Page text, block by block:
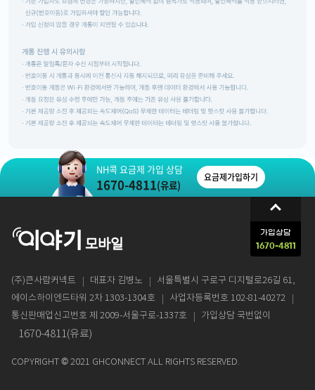
NH콕 요금제 가입 상담
1670-4811(유료)
요금제가입하기
가입상담
1670-4811
(주)큰사람커넥트 대표자 김병노
서울특별시 구로구 디지털로26길 61,
에이스하이엔드타워 2차 1303-1304호
사업자등록번호 102-81-40272
통신판매업신고번호 제 2009-서울구로-1337호
가입상담 국번없이
1670-4811(유료)
COPYRIGHT © 2021 GHCONNECT ALL RIGHTS RESERVED.